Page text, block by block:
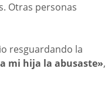
Otras personas
resguardando la
mi hija la abusaste»,